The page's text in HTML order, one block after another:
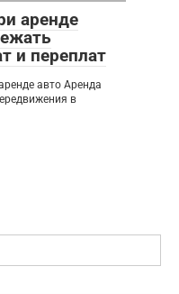
аренде
и переплат
авто Аренда
в